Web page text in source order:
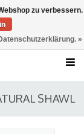
SHAWL
zu verbessern.
»